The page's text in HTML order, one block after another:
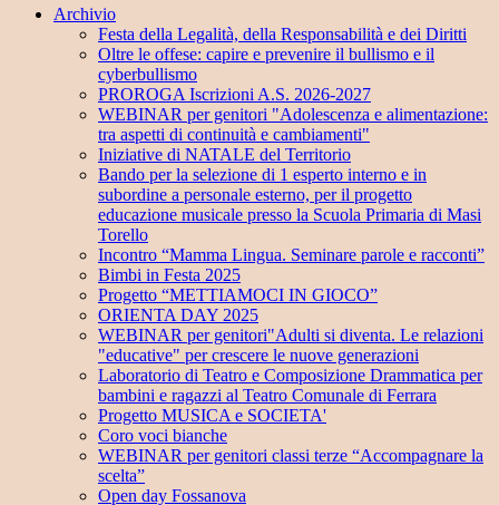
Archivio
Festa della Legalità, della Responsabilità e dei Diritti
Oltre le offese: capire e prevenire il bullismo e il
cyberbullismo
PROROGA Iscrizioni A.S. 2026-2027
WEBINAR per genitori "Adolescenza e alimentazione:
tra aspetti di continuità e cambiamenti"
Iniziative di NATALE del Territorio
Bando per la selezione di 1 esperto interno e in
subordine a personale esterno, per il progetto
educazione musicale presso la Scuola Primaria di Masi
Torello
Incontro “Mamma Lingua. Seminare parole e racconti”
Bimbi in Festa 2025
Progetto “METTIAMOCI IN GIOCO”
ORIENTA DAY 2025
WEBINAR per genitori"Adulti si diventa. Le relazioni
"educative" per crescere le nuove generazioni
Laboratorio di Teatro e Composizione Drammatica per
bambini e ragazzi al Teatro Comunale di Ferrara
Progetto MUSICA e SOCIETA'
Coro voci bianche
WEBINAR per genitori classi terze “Accompagnare la
scelta”
Open day Fossanova